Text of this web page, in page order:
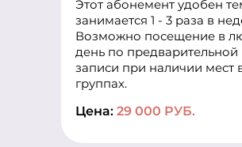
Этот абонемент удобен
занимается 1 - 3 раза в
Возможно посещение в
день по предварительной
записи при наличии мест
группах.
Цена: 29 000 РУБ.